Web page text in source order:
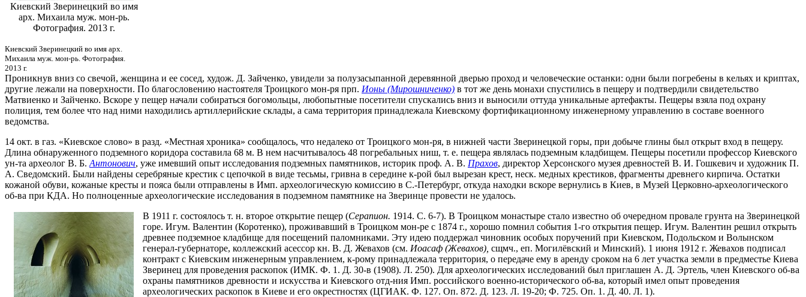
Киевский Зверинецкий во имя
арх. Михаила муж. мон-рь.
Фотография. 2013 г.
Киевский Зверинецкий во имя арх.
Михаила муж. мон-рь. Фотография.
2013 г.
Проникнув вниз со свечой, женщина и ее сосед, худож. Д. Зайченко, увидели за полузасыпанной деревянной дверью проход и человеческие останки: одни были погребены в кельях и криптах,
другие лежали на поверхности. По благословению настоятеля Троицкого мон-ря прп. Ионы (Мирошниченко) в тот же день монахи спустились в пещеру и подтвердили свидетельство
Матвиенко и Зайченко. Вскоре у пещер начали собираться богомольцы, любопытные посетители спускались вниз и выносили оттуда уникальные артефакты. Пещеры взяла под охрану
полиция, тем более что над ними находились артиллерийские склады, а сама территория принадлежала Киевскому фортификационному инженерному управлению в составе военного
ведомства.
14 окт. в газ. «Киевское слово» в разд. «Местная хроника» сообщалось, что недалеко от Троицкого мон-ря, в нижней части Зверинецкой горы, при добыче глины был открыт вход в пещеру.
Длина обнаруженного подземного коридора составила 68 м. В нем насчитывалось 48 погребальных ниш, т. е. пещера являлась подземным кладбищем. Пещеры посетили профессор Киевского
ун-та археолог В. Б. Антонович, уже имевший опыт исследования подземных памятников, историк проф. А. В. Прахов, директор Херсонского музея древностей В. И. Гошкевич и художник П.
А. Сведомский. Были найдены серебряные крестик с цепочкой в виде тесьмы, гривна в середине к-рой был вырезан крест, неск. медных крестиков, фрагменты древнего кирпича. Остатки
кожаной обуви, кожаные кресты и пояса были отправлены в Имп. археологическую комиссию в С.-Петербург, откуда находки вскоре вернулись в Киев, в Музей Церковно-археологического
об-ва при КДА. Но полноценные археологические исследования в подземном памятнике на Зверинце провести не удалось.
В 1911 г. состоялось т. н. второе открытие пещер (Серапион. 1914. С. 6-7). В Троицком монастыре стало известно об очередном провале грунта на Зверинецкой
горе. Игум. Валентин (Коротенко), проживавший в Троицком мон-ре с 1874 г., хорошо помнил события 1-го открытия пещер. Игум. Валентин решил открыть
древнее подземное кладбище для посещений паломниками. Эту идею поддержал чиновник особых поручений при Киевском, Подольском и Волынском
генерал-губернаторе, коллежский асессор кн. В. Д. Жевахов (см. Иоасаф (Жевахов), сщмч., еп. Могилёвский и Минский). 1 июня 1912 г. Жевахов подписал
контракт с Киевским инженерным управлением, к-рому принадлежала территория, о передаче ему в аренду сроком на 6 лет участка земли в предместье Киева
Зверинец для проведения раскопок (ИМК. Ф. 1. Д. 30-в (1908). Л. 250). Для археологических исследований был приглашен А. Д. Эртель, член Киевского об-ва
охраны памятников древности и искусства и Киевского отд-ния Имп. российского военно-исторического об-ва, который имел опыт проведения
археологических раскопок в Киеве и его окрестностях (ЦГИАК. Ф. 127. Оп. 872. Д. 123. Л. 19-20; Ф. 725. Оп. 1. Д. 40. Л. 1).